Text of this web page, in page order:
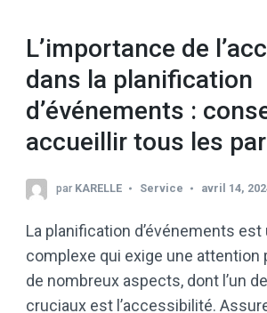
L’importance de
dans la planification
d’événements :
accueillir tous les
par KARELLE Service avril 14,
La planification d’événements est
complexe qui exige une attention
de nombreux aspects, dont l’un
cruciaux est l’accessibilité.